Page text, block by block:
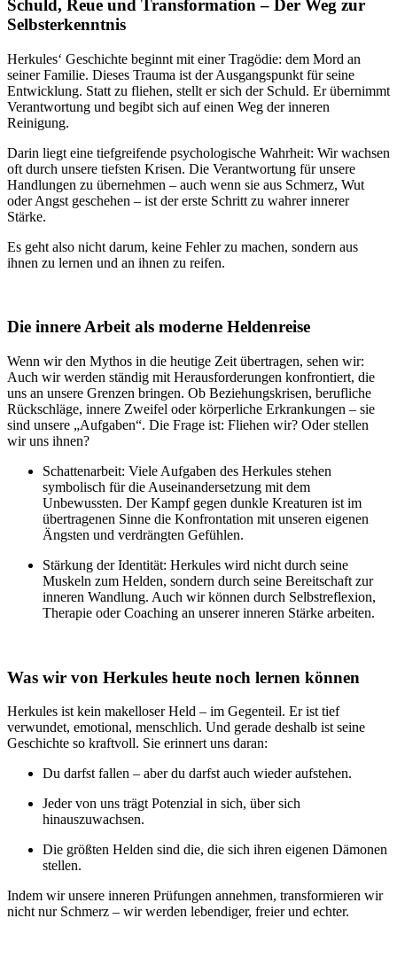
Schuld, Reue und Transformation – Der Weg zur
Selbsterkenntnis
Herkules‘ Geschichte beginnt mit einer Tragödie: dem Mord an
seiner Familie. Dieses Trauma ist der Ausgangspunkt für seine
Entwicklung. Statt zu fliehen, stellt er sich der Schuld. Er übernimmt
Verantwortung und begibt sich auf einen Weg der inneren
Reinigung.
Darin liegt eine tiefgreifende psychologische Wahrheit: Wir wachsen
oft durch unsere tiefsten Krisen. Die Verantwortung für unsere
Handlungen zu übernehmen – auch wenn sie aus Schmerz, Wut
oder Angst geschehen – ist der erste Schritt zu wahrer innerer
Stärke.
Es geht also nicht darum, keine Fehler zu machen, sondern aus
ihnen zu lernen und an ihnen zu reifen.
Die innere Arbeit als moderne Heldenreise
Wenn wir den Mythos in die heutige Zeit übertragen, sehen wir:
Auch wir werden ständig mit Herausforderungen konfrontiert, die
uns an unsere Grenzen bringen. Ob Beziehungskrisen, berufliche
Rückschläge, innere Zweifel oder körperliche Erkrankungen – sie
sind unsere „Aufgaben“. Die Frage ist: Fliehen wir? Oder stellen
wir uns ihnen?
Schattenarbeit: Viele Aufgaben des Herkules stehen
symbolisch für die Auseinandersetzung mit dem
Unbewussten. Der Kampf gegen dunkle Kreaturen ist im
übertragenen Sinne die Konfrontation mit unseren eigenen
Ängsten und verdrängten Gefühlen.
Stärkung der Identität: Herkules wird nicht durch seine
Muskeln zum Helden, sondern durch seine Bereitschaft zur
inneren Wandlung. Auch wir können durch Selbstreflexion,
Therapie oder Coaching an unserer inneren Stärke arbeiten.
Was wir von Herkules heute noch lernen können
Herkules ist kein makelloser Held – im Gegenteil. Er ist tief
verwundet, emotional, menschlich. Und gerade deshalb ist seine
Geschichte so kraftvoll. Sie erinnert uns daran:
Du darfst fallen – aber du darfst auch wieder aufstehen.
Jeder von uns trägt Potenzial in sich, über sich
hinauszuwachsen.
Die größten Helden sind die, die sich ihren eigenen Dämonen
stellen.
Indem wir unsere inneren Prüfungen annehmen, transformieren wir
nicht nur Schmerz – wir werden lebendiger, freier und echter.